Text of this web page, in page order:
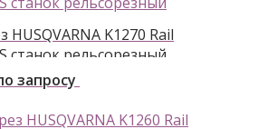
HUSQVARNA K1270 Rail
станок рельсорезный
запросу